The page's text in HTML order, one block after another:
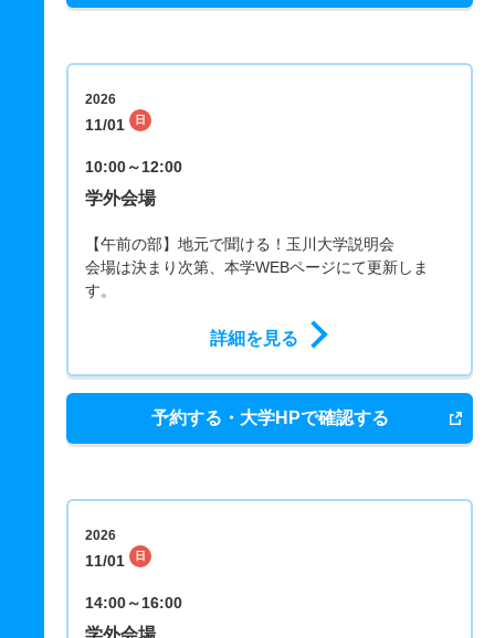
2026
11/01 日
10:00～12:00
学外会場
【午前の部】地元で聞ける！玉川大学説明会
会場は決まり次第、本学WEBページにて更新しま
す。
詳細を見る
予約する・大学HPで確認する
2026
11/01 日
14:00～16:00
学外会場